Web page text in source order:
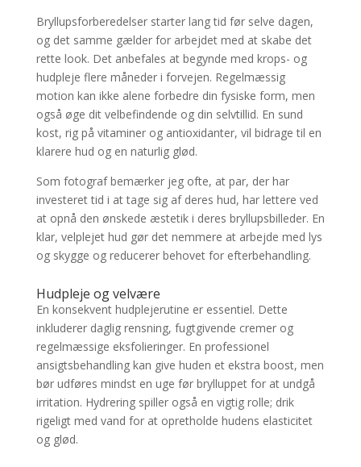
Bryllupsforberedelser starter lang tid før selve dagen,
og det samme gælder for arbejdet med at skabe det
rette look. Det anbefales at begynde med krops- og
hudpleje flere måneder i forvejen. Regelmæssig
motion kan ikke alene forbedre din fysiske form, men
også øge dit velbefindende og din selvtillid. En sund
kost, rig på vitaminer og antioxidanter, vil bidrage til en
klarere hud og en naturlig glød.
Som fotograf bemærker jeg ofte, at par, der har
investeret tid i at tage sig af deres hud, har lettere ved
at opnå den ønskede æstetik i deres bryllupsbilleder. En
klar, velplejet hud gør det nemmere at arbejde med lys
og skygge og reducerer behovet for efterbehandling.
Hudpleje og velvære
En konsekvent hudplejerutine er essentiel. Dette
inkluderer daglig rensning, fugtgivende cremer og
regelmæssige eksfolieringer. En professionel
ansigtsbehandling kan give huden et ekstra boost, men
bør udføres mindst en uge før brylluppet for at undgå
irritation. Hydrering spiller også en vigtig rolle; drik
rigeligt med vand for at opretholde hudens elasticitet
og glød.